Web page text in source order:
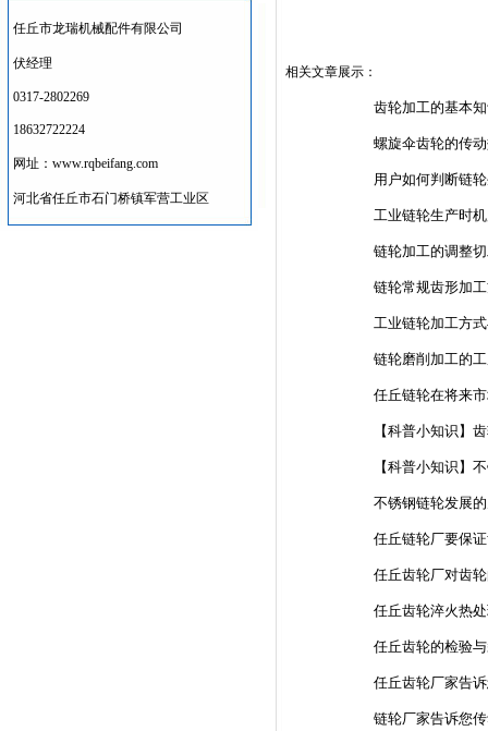
任丘市龙瑞机械配件有限公司
伏经理
0317-2802269
18632722224
网址：www.rqbeifang.com
河北省任丘市石门桥镇军营工业区
相关文章展示：
齿轮加工的基本
螺旋伞齿轮的传
用户如何判断链
工业链轮生产时
链轮加工的调整
链轮常规齿形加
工业链轮加工方
链轮磨削加工的
任丘链轮在将来
【科普小知识】
【科普小知识】
不锈钢链轮发展
任丘链轮厂要保
任丘齿轮厂对齿
任丘齿轮淬火热
任丘齿轮的检验
任丘齿轮厂家告
链轮厂家告诉您